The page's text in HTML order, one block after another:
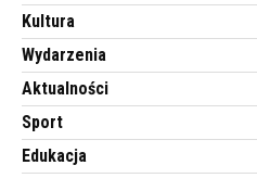
Kultura
Wydarzenia
Aktualności
Sport
Edukacja